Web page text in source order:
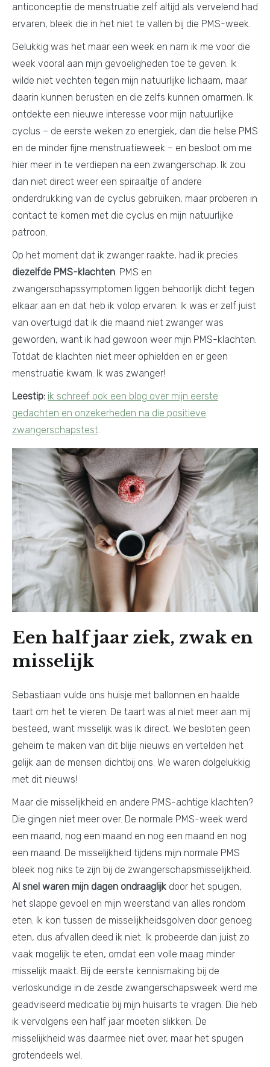
anticonceptie de menstruatie zelf altijd als vervelend had
ervaren, bleek die in het niet te vallen bij die PMS-week.
Gelukkig was het maar een week en nam ik me voor die
week vooral aan mijn gevoeligheden toe te geven. Ik
wilde niet vechten tegen mijn natuurlijke lichaam, maar
daarin kunnen berusten en die zelfs kunnen omarmen. Ik
ontdekte een nieuwe interesse voor mijn natuurlijke
cyclus – de eerste weken zo energiek, dan die helse PMS
en de minder fijne menstruatieweek – en besloot om me
hier meer in te verdiepen na een zwangerschap. Ik zou
dan niet direct weer een spiraaltje of andere
onderdrukking van de cyclus gebruiken, maar proberen in
contact te komen met die cyclus en mijn natuurlijke
patroon.
Op het moment dat ik zwanger raakte, had ik precies
diezelfde PMS-klachten. PMS en
zwangerschapssymptomen liggen behoorlijk dicht tegen
elkaar aan en dat heb ik volop ervaren. Ik was er zelf juist
van overtuigd dat ik die maand niet zwanger was
geworden, want ik had gewoon weer mijn PMS-klachten.
Totdat de klachten niet meer ophielden en er geen
menstruatie kwam. Ik was zwanger!
Leestip: ik schreef ook een blog over mijn eerste
gedachten en onzekerheden na die positieve
zwangerschapstest.
Een half jaar ziek, zwak en
misselijk
Sebastiaan vulde ons huisje met ballonnen en haalde
taart om het te vieren. De taart was al niet meer aan mij
besteed, want misselijk was ik direct. We besloten geen
geheim te maken van dit blije nieuws en vertelden het
gelijk aan de mensen dichtbij ons. We waren dolgelukkig
met dit nieuws!
Maar die misselijkheid en andere PMS-achtige klachten?
Die gingen niet meer over. De normale PMS-week werd
een maand, nog een maand en nog een maand en nog
een maand. De misselijkheid tijdens mijn normale PMS
bleek nog niks te zijn bij de zwangerschapsmisselijkheid.
Al snel waren mijn dagen ondraaglijk door het spugen,
het slappe gevoel en mijn weerstand van alles rondom
eten. Ik kon tussen de misselijkheidsgolven door genoeg
eten, dus afvallen deed ik niet. Ik probeerde dan juist zo
vaak mogelijk te eten, omdat een volle maag minder
misselijk maakt. Bij de eerste kennismaking bij de
verloskundige in de zesde zwangerschapsweek werd me
geadviseerd medicatie bij mijn huisarts te vragen. Die heb
ik vervolgens een half jaar moeten slikken. De
misselijkheid was daarmee niet over, maar het spugen
grotendeels wel.